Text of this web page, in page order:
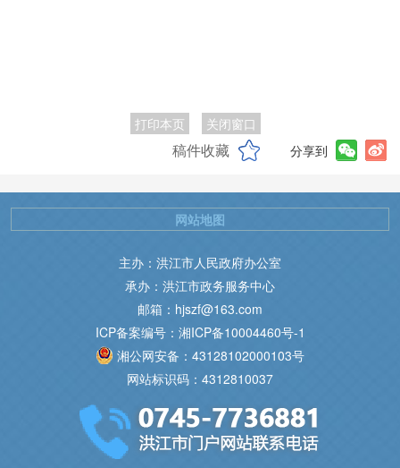
打印本页 关闭窗口
稿件收藏 分享到
主办：洪江市人民政府办公室
承办：洪江市政务服务中心
邮箱：hjszf@163.com
ICP备案编号：湘ICP备10004460号-1
湘公网安备：43128102000103号
网站标识码：4312810037
网站地图